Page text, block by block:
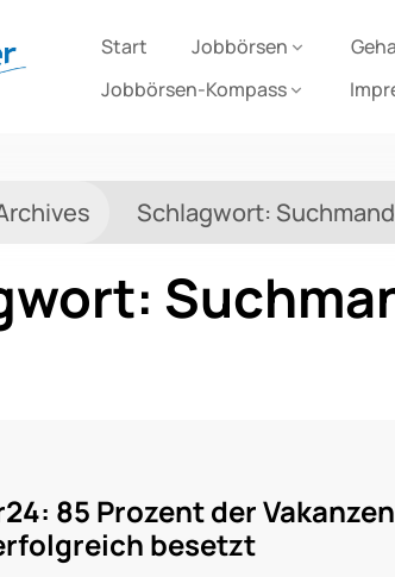
Start Jobbörsen
Jobbörsen-Kompass
Schlagwort:
85 Prozent der
besetzt